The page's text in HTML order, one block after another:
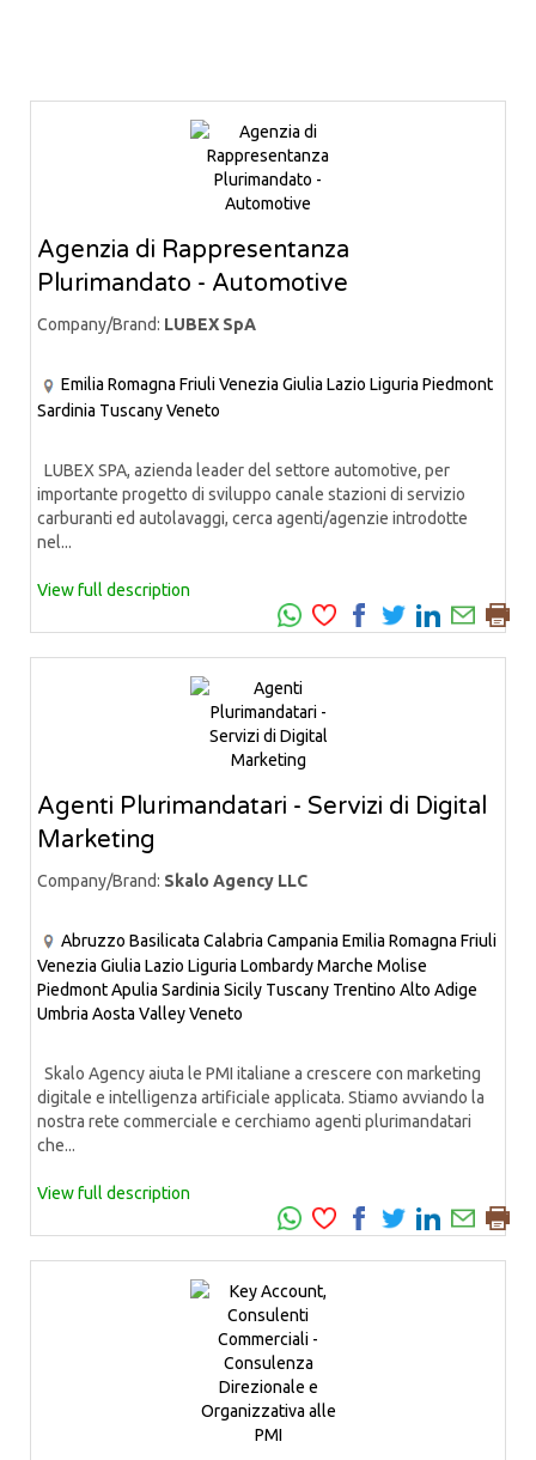
Agenzia di Rappresentanza
Plurimandato - Automotive
Company/Brand: LUBEX SpA
Emilia Romagna Friuli Venezia Giulia Lazio Liguria Piedmont
Sardinia TuscanyVeneto
LUBEX SPA, azienda leader del settore automotive, per
importante progetto di sviluppo canale stazioni di servizio
carburanti ed autolavaggi, cerca agenti/agenzie introdotte
nel...
View full description
Agenti Plurimandatari - Servizi di Digital
Marketing
Company/Brand: Skalo Agency LLC
Abruzzo Basilicata Calabria Campania Emilia Romagna Friuli
Venezia Giulia Lazio Liguria LombardyMarche Molise
PiedmontApulia Sardinia Sicily Tuscany Trentino Alto Adige
Umbria Aosta ValleyVeneto
Skalo Agency aiuta le PMI italiane a crescere con marketing
digitale e intelligenza artificiale applicata. Stiamo avviando la
nostra rete commerciale e cerchiamo agenti plurimandatari
che...
View full description